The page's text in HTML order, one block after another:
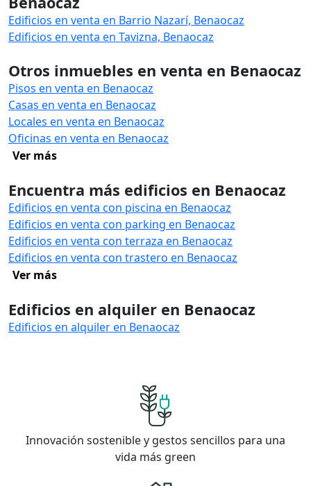
Edificios en venta en Barrio Nazarí, Benaocaz
Edificios en venta en Tavizna, Benaocaz
Otros inmuebles en venta en Benaocaz
Pisos en venta en Benaocaz
Casas en venta en Benaocaz
Locales en venta en Benaocaz
Oficinas en venta en Benaocaz
Ver más
Encuentra más edificios en Benaocaz
Edificios en venta con piscina en Benaocaz
Edificios en venta con parking en Benaocaz
Edificios en venta con terraza en Benaocaz
Edificios en venta con trastero en Benaocaz
Ver más
Edificios en alquiler en Benaocaz
Edificios en alquiler en Benaocaz
Innovación sostenible y gestos sencillos para una
vida más green